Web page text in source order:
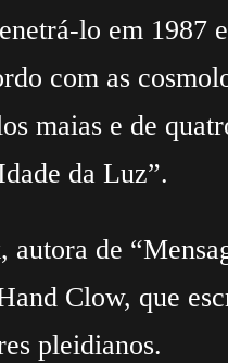
lo em 1987
com as
maias e de
da Luz”.
de
Clow, que
pleidianos.